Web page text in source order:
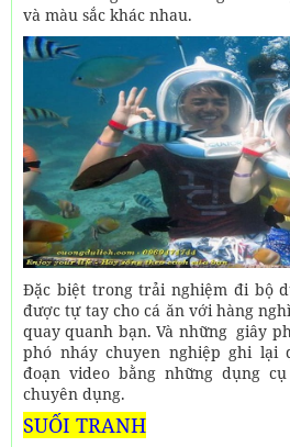
và màu sắc khác nhau.
Đặc biệt trong trải nghiệm đi bộ
được tự tay cho cá ăn với hàng
quay quanh bạn. Và những giây
phó nháy chuyen nghiệp ghi lại
đoạn video bằng những dụng
chuyên dụng.
SUỐI TRANH